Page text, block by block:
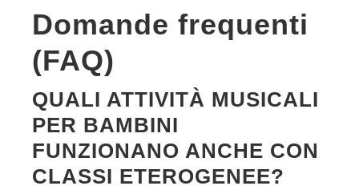
Domande frequenti
(FAQ)
QUALI ATTIVITÀ MUSICALI
PER BAMBINI
FUNZIONANO ANCHE CON
CLASSI ETEROGENEE?